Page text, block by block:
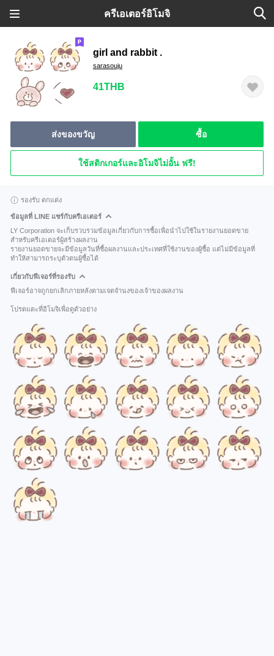
ครีเอเตอร์อิโมจิ
girl and rabbit .
sarasouju
41THB
ส่งของขวัญ ซื้อ
ใช้สติกเกอร์และอิโมจิไม่อั้น ฟรี!
รองรับ ตกแต่ง
ข้อมูลที่ LINE แชร์กับครีเอเตอร์
LY Corporation จะเก็บรวบรวมข้อมูลเกี่ยวกับการซื้อเพื่อนำไปใช้ในรายงานยอดขาย
สำหรับครีเอเตอร์ผู้สร้างผลงาน
รายงานยอดขายจะมีข้อมูลวันที่ซื้อผลงานและประเทศที่ใช้งานของผู้ซื้อ แต่ไม่มีข้อมูลที่
ทำให้สามารถระบุตัวตนผู้ซื้อได้
เกี่ยวกับฟีเจอร์ที่รองรับ
ฟีเจอร์อาจถูกยกเลิกภายหลังตามเจตจำนงของเจ้าของผลงาน
โปรดแตะที่อิโมจิเพื่อดูตัวอย่าง